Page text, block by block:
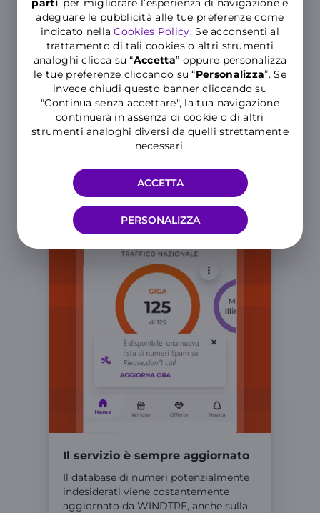
parti, per migliorare l’esperienza di navigazione e
adeguare le pubblicità alle tue preferenze come
indicato nellaCookies Policy. Se acconsenti al
trattamento di tali cookies o altri strumenti
analoghi clicca su “Accetta” oppure personalizza
le tue preferenze cliccando su “Personalizza”. Se
invece chiudi questo banner cliccando su
"Continua senza accettare", la tua navigazione
continuerà in assenza di cookie o di altri
strumenti analoghi diversi da quelli strettamente
necessari.
PERSONALIZZA
ACCETTA
Proteggi il tuo numero
Ti ricordiamo che il servizio è valido
solo sullo Smartphone su cui sono
state impostate le abilitazioni.
Il servizio è sempre aggiornato
Il database di numeri potenzialmente
indesiderati viene costantemente
aggiornato da WINDTRE, anche sulla